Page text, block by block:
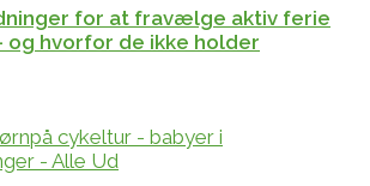
for at fravælge aktiv ferie
og hvorfor de ikke holder